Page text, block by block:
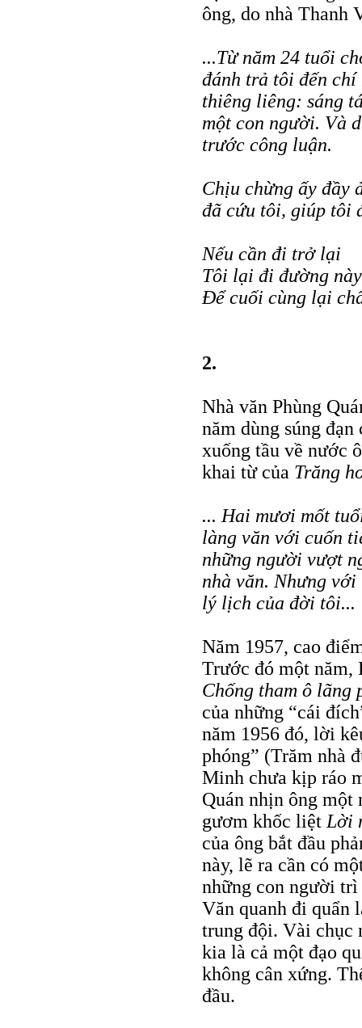
ông, do nhà Thanh
...Từ năm 24 tuổi
đánh trả tôi đến chí
thiêng liêng: sáng
một con người. Và
trước công luận.
Chịu chừng ấy đầy
đã cứu tôi, giúp tôi
Nếu cần đi trở lại
Tôi lại đi đường này
Để cuối cùng lại
2.
Nhà văn Phùng
năm dùng súng
xuống tầu về nước
khai từ của Trăng
... Hai mươi mốt
làng văn với cuốn
những người vượt
nhà văn. Nhưng
lý lịch của đời tôi...
Năm 1957, cao
Trước đó một năm,
Chống tham ô lãng
của những “cái
năm 1956 đó, lời
phóng” (Trăm nhà
Minh chưa kịp ráo
Quán nhịn ông một
gươm khốc liệt Lời
của ông bắt đầu
này, lẽ ra cần có
những con người
Văn quanh đi quẩn
trung đội. Vài chục
kia là cả một đạo
không cân xứng.
đầu.